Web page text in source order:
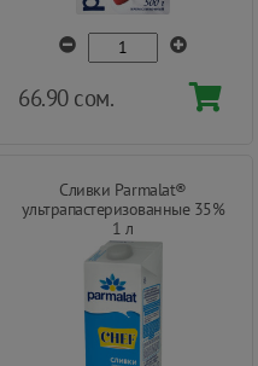
66.90 сом.
Сливки Parmalat®
ультрапастеризованные 35%
1 л